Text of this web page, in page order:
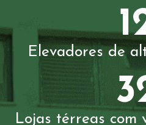
Elevadores de
Lojas térreas com